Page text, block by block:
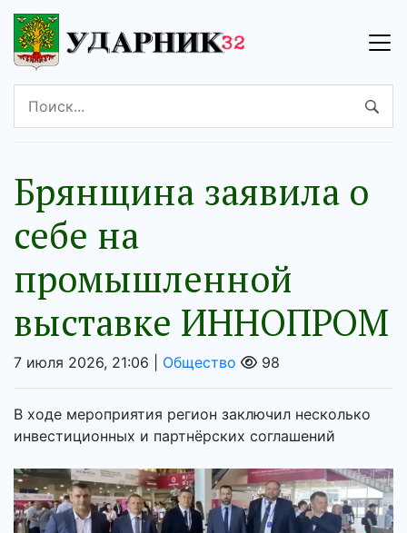
Брянщина заявила о
себе на
промышленной
выставке ИННОПРОМ
7 июля 2026, 21:06 | Общество 98
В ходе мероприятия регион заключил несколько
инвестиционных и партнёрских соглашений